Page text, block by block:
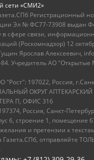
сети «СМИ2»
Регистрационный
Эл № ФС77-73908 выдан
в сфере связи,
(Роскомнадзор) 12
Ярослав Алексеевич,
84. Учредитель АО "Открытые
197022, Россия,
ОКРУГ АПТЕКАРСКИЙ
П, ОФИС 316
Россия, Санкт-
6, строение 1, помещение
и претензии к
отправляйте